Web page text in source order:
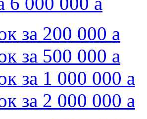
за 200 000 a
за 500 000 a
за 1 000 000 a
за 2 000 000 a